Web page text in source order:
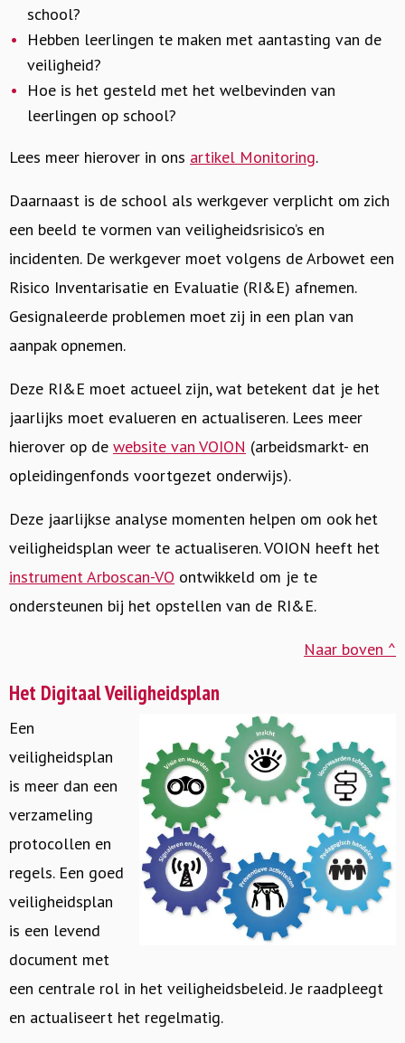
school?
Hebben leerlingen te maken met aantasting van de
veiligheid?
Hoe is het gesteld met het welbevinden van
leerlingen op school?
Lees meer hierover in ons artikel Monitoring.
Daarnaast is de school als werkgever verplicht om zich
een beeld te vormen van veiligheidsrisico’s en
incidenten. De werkgever moet volgens de Arbowet een
Risico Inventarisatie en Evaluatie (RI&E) afnemen.
Gesignaleerde problemen moet zij in een plan van
aanpak opnemen.
Deze RI&E moet actueel zijn, wat betekent dat je het
jaarlijks moet evalueren en actualiseren. Lees meer
hierover op de website van VOION (arbeidsmarkt- en
opleidingenfonds voortgezet onderwijs).
Deze jaarlijkse analyse momenten helpen om ook het
veiligheidsplan weer te actualiseren. VOION heeft het
instrument Arboscan-VO ontwikkeld om je te
ondersteunen bij het opstellen van de RI&E.
Naar boven ^
Het Digitaal Veiligheidsplan
Een
veiligheidsplan
is meer dan een
verzameling
protocollen en
regels. Een goed
veiligheidsplan
is een levend
document met
een centrale rol in het veiligheidsbeleid. Je raadpleegt
en actualiseert het regelmatig.